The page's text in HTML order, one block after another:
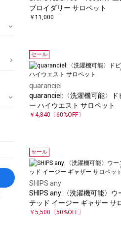
ブロイダリー サロペット
￥11,000
セール
quaranciel
quaranciel:〈洗濯機可能〉ド
ー ハイウエスト サロペット
￥4,840 〔60%OFF〕
セール
SHIPS any
SHIPS any:〈洗濯機可能〉ウ
テッド イージー ギャザー サ
ット
￥5,500 〔50%OFF〕